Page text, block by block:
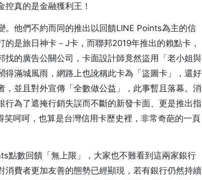
真的是金融獲利王！
他們不約而同的推出以回饋LINE Points為主的信
是旅日神卡－J卡，而聯邦2019年推出的賴點卡，
的廣告公關公司，卡面設計師竟然盜用「老小姐與
滿城風雨，網路上也訛稱此卡為「盜圖卡」，還好
並且對外宣傳「全數做公益」，此事暫且落幕。消
為了遮掩行銷失誤而不斷的新發卡面、更是推出指
呵呵，也算是台灣信用卡歷史裡，非常奇葩的一頁
點數回饋「無上限」，大家也不難看到這兩家銀行
費者更加友善的態勢已經顯現，若有銀行仍然持續